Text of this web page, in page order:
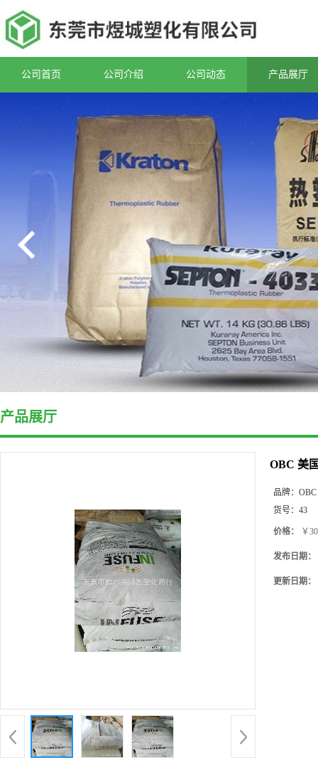
公司首页 公司介绍 公司动态 产品展厅
产品展厅
OBC 美
品牌： OBC
货号： 43
价格： ￥
发布日期：
更新日期：